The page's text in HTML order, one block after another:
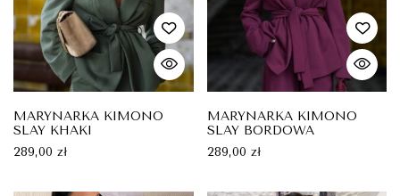
MARYNARKA KIMONO
SLAY KHAKI
289,00 zł
MARYNARKA KIMONO
SLAY BORDOWA
289,00 zł